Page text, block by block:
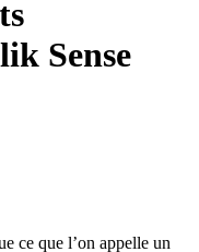
Sense
ce que l’on appelle un